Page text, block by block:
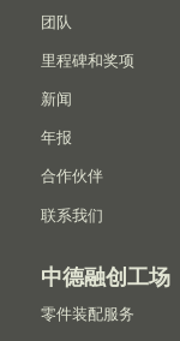
团队
里程碑和奖项
新闻
年报
合作伙伴
联系我们
中德融创工场
零件装配服务